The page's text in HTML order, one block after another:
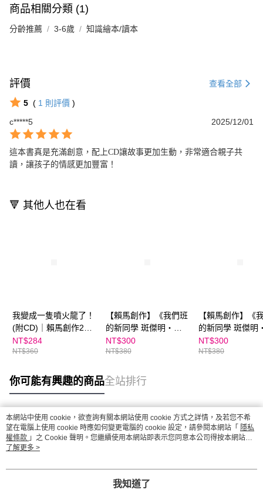
商品相關分類 (1)
分齡推薦 3-6歲 知識繪本/讀本
評價 查看全部
5 ( 1 則評價 )
c*****5
2025/12/01
這本書真是充滿創意，配上CD讓故事更加生動，非常適合親子共
讀，讓孩子的情感更加豐富！
🔻 其他人也在看
我變成一隻噴火龍了！
(附CD)｜賴馬創作20
周年紀念版
NT$284
NT$360
【賴馬創作】《我們班
的新同學 斑傑明‧馬
利》（附CD）★SEL
情緒教育推薦
NT$300
NT$380
【賴馬創作】《
的新同學 斑傑
利》（附CD）
NT$300
NT$380
你可能有興趣的商品全站排行
熱門標籤
本網站中使用 cookie，欲查詢有關本網站使用 cookie 方式之詳情，及若您不希
望在電腦上使用 cookie 時應如何變更電腦的 cookie 設定，請參閱本網站「 隱私
權條款 」之 Cookie 聲明。您繼續使用本網站即表示您同意本公司得按本網站使
用條款之 Cookie 聲明使用 cookie。
了解更多 >
我知道了